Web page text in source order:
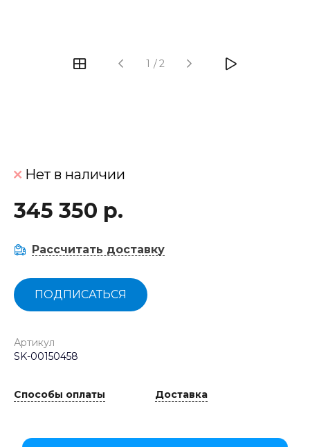
1 /2
Нет в наличии
345 350 р.
Рассчитать доставку
ПОДПИСАТЬСЯ
Артикул
SK-00150458
Способы оплаты Доставка